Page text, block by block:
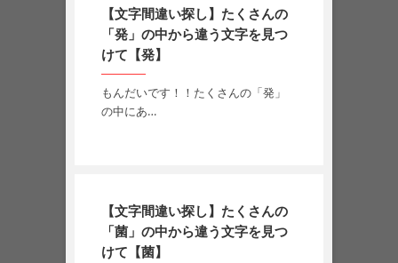
【文字間違い探し】たくさんの
「発」の中から違う文字を見つ
けて【発】
もんだいです！！たくさんの「発」
の中にあ…
【文字間違い探し】たくさんの
「菌」の中から違う文字を見つ
けて【菌】